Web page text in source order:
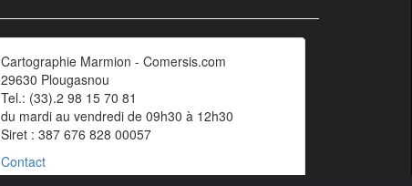
Cartographie Marmion - Comersis.com
29630 Plougasnou
Tel.: (33).2 98 15 70 81
du mardi au vendredi de 09h30 à 12h30
Siret : 387 676 828 00057
Contact